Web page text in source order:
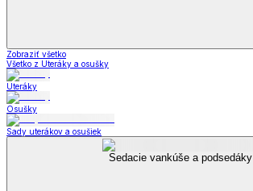
Zobraziť všetko
Všetko z Uteráky a osušky
Uteráky
Osušky
Sady uterákov a osušiek
Sedacie vankúše a podsedáky